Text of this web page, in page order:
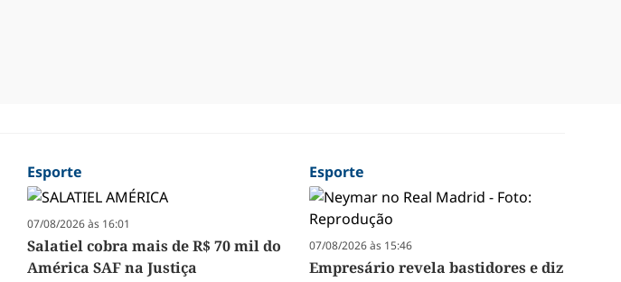
Esporte
07/08/2026 às 16:01
Salatiel cobra mais de R$ 70 mil do
América SAF na Justiça
Esporte
07/08/2026 às 15:46
Empresário revela bastidores e diz